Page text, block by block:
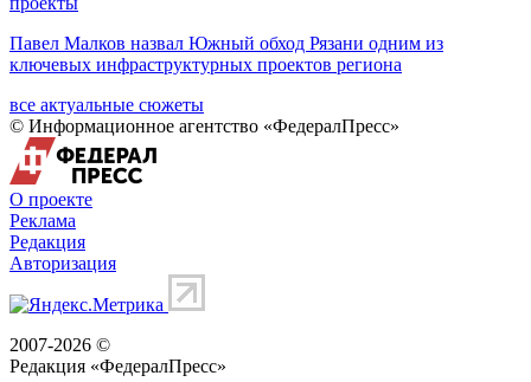
Павел Малков назвал Южный обход Рязани одним из
ключевых инфраструктурных проектов региона
все актуальные сюжеты
© Информационное агентство «ФедералПресс»
О проекте
Реклама
Редакция
Авторизация
2007-2026 ©
Редакция «ФедералПресс»